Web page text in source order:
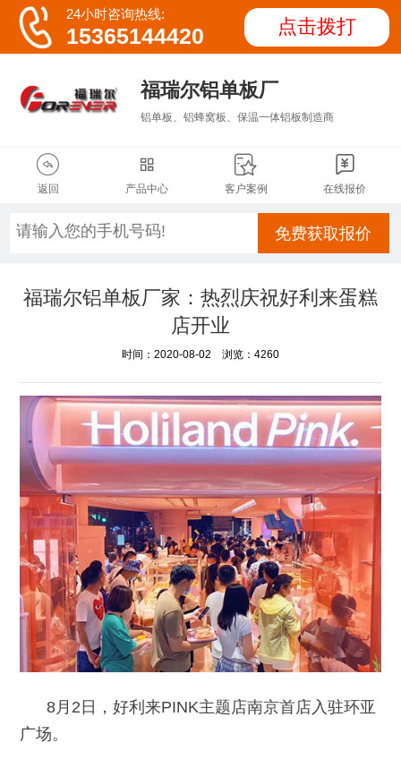
 24小时咨询热线:
15365144420 点击拨打
福瑞尔铝单板厂
铝单板、铝蜂窝板、保温一体铝板制造商

返回

产品中心

客户案例

在线报价
免费获取报价
福瑞尔铝单板厂家：热烈庆祝好利来蛋糕
店开业
时间：2020-08-02 浏览：4260
8月2日，好利来PINK主题店南京首店入驻环亚
广场。